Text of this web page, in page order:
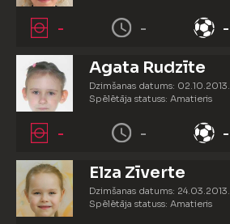
- - -
Agata Rudzīte
Dzimšanas datums: 02.10.2013.
Spēlētāja statuss: Amatieris
- - -
Elza Zīverte
Dzimšanas datums: 24.03.2013.
Spēlētāja statuss: Amatieris